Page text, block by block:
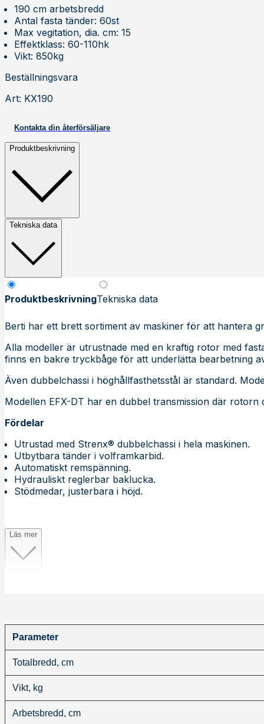
190 cm arbetsbredd
Antal fasta tänder: 60st
Max vegitation, dia. cm: 15
Effektklass: 60-110hk
Vikt: 850kg
Beställningsvara
Art: KX190
Kontakta din återförsäljare
Produktbeskrivning
Tekniska data
ProduktbeskrivningTekniska data
Berti har ett brett sortiment av maskiner för att hantera
Alla modeller är utrustnade med en kraftig rotor med
finns en bakre tryckbåge för att underlätta bearbetning
Även dubbelchassi i höghållfasthetsstål är standard.
Modellen EFX-DT har en dubbel transmission där
Fördelar
Utrustad med Strenx® dubbelchassi i hela maskinen.
Utbytbara tänder i volframkarbid.
Automatiskt remspänning.
Hydrauliskt reglerbar baklucka.
Stödmedar, justerbara i höjd.
Läs mer
Parameter
Totalbredd, cm
Vikt, kg
Arbetsbredd, cm